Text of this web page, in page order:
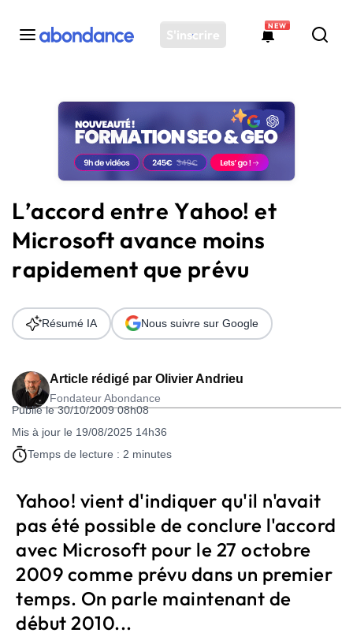
S'inscrire
NEW
Toutes les actus
Actus SEO
Plateforme
Solutions
Ressources
Audit SEO
L’accord entre Yahoo! et
Microsoft avance moins
rapidement que prévu
Article rédigé par Olivier Andrieu
Fondateur Abondance
Publié le 30/10/2009 08h08
Mis à jour le 19/08/2025 14h36
Temps de lecture : 2 minutes
Résumé IA Nous suivre sur Google
Yahoo! vient d'indiquer qu'il n'avait
pas été possible de conclure l'accord
avec Microsoft pour le 27 octobre
2009 comme prévu dans un premier
temps. On parle maintenant de
début 2010...